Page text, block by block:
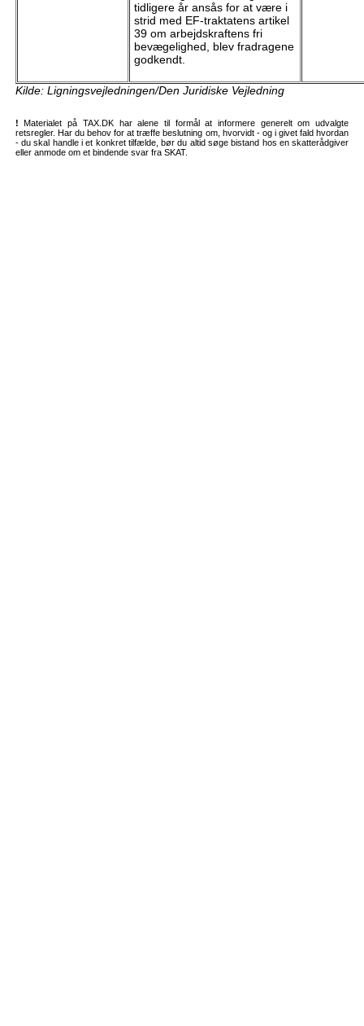
tidligere år ansås for at være i
strid med EF-traktatens artikel
39 om arbejdskraftens fri
bevægelighed, blev fradragene
godkendt.
Kilde: Ligningsvejledningen/Den Juridiske Vejledning
! Materialet på TAX.DK har alene til formål at informere generelt om udvalgte
retsregler. Har du behov for at træffe beslutning om, hvorvidt - og i givet fald hvordan
- du skal handle i et konkret tilfælde, bør du altid søge bistand hos en skatterådgiver
eller anmode om et bindende svar fra SKAT.